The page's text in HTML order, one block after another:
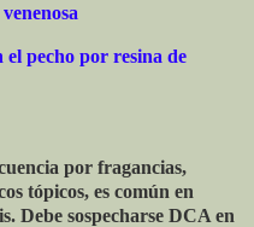
pecho por resina de
por fragancias,
tópicos, es común en
Debe sospecharse DCA en